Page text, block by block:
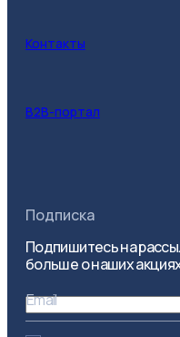
Контакты
B2B-портал
Подписка
Подпишитесь на
больше о наших
Email